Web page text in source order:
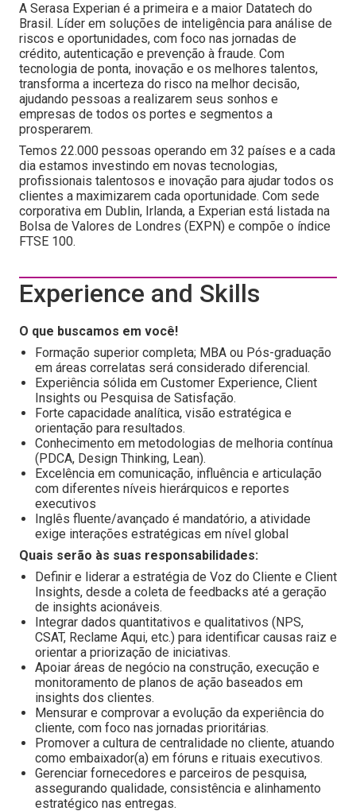
A Serasa Experian é a primeira e a maior Datatech do
Brasil. Líder em soluções de inteligência para análise de
riscos e oportunidades, com foco nas jornadas de
crédito, autenticação e prevenção à fraude. Com
tecnologia de ponta, inovação e os melhores talentos,
transforma a incerteza do risco na melhor decisão,
ajudando pessoas a realizarem seus sonhos e
empresas de todos os portes e segmentos a
prosperarem.
Temos 22.000 pessoas operando em 32 países e a cada
dia estamos investindo em novas tecnologias,
profissionais talentosos e inovação para ajudar todos os
clientes a maximizarem cada oportunidade. Com sede
corporativa em Dublin, Irlanda, a Experian está listada na
Bolsa de Valores de Londres (EXPN) e compõe o índice
FTSE 100.
Experience and Skills
O que buscamos em você!
Formação superior completa; MBA ou Pós-graduação
em áreas correlatas será considerado diferencial.
Experiência sólida em Customer Experience, Client
Insights ou Pesquisa de Satisfação.
Forte capacidade analítica, visão estratégica e
orientação para resultados.
Conhecimento em metodologias de melhoria contínua
(PDCA, Design Thinking, Lean).
Excelência em comunicação, influência e articulação
com diferentes níveis hierárquicos e reportes
executivos
Inglês fluente/avançado é mandatório, a atividade
exige interações estratégicas em nível global
Quais serão às suas responsabilidades:
Definir e liderar a estratégia de Voz do Cliente e Client
Insights, desde a coleta de feedbacks até a geração
de insights acionáveis.
Integrar dados quantitativos e qualitativos (NPS,
CSAT, Reclame Aqui, etc.) para identificar causas raiz e
orientar a priorização de iniciativas.
Apoiar áreas de negócio na construção, execução e
monitoramento de planos de ação baseados em
insights dos clientes.
Mensurar e comprovar a evolução da experiência do
cliente, com foco nas jornadas prioritárias.
Promover a cultura de centralidade no cliente, atuando
como embaixador(a) em fóruns e rituais executivos.
Gerenciar fornecedores e parceiros de pesquisa,
assegurando qualidade, consistência e alinhamento
estratégico nas entregas.